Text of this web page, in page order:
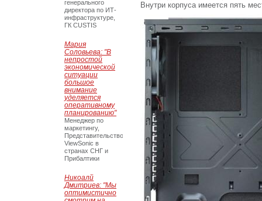
Внутри корпуса имеется пять
генерального
директора по ИТ-
инфраструктуре,
ГК CUSTIS
Мария
Соловьева: "В
непростой
экономической
ситуации
большое
внимание
уделяется
оперативному
планированию"
Менеджер по
маркетингу,
Представительство
ViewSonic в
странах СНГ и
Прибалтики
Никоалй
Дмитриев: "Мы
оптимистично